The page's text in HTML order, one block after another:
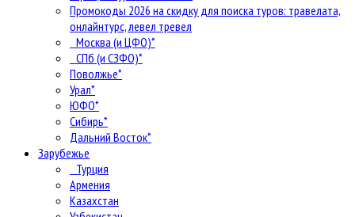
Промокоды 2026 на скидку для поиска туров: травелата,
онлайнтурс, левел тревел
Москва (и ЦФО)*
СПб (и СЗФО)*
Поволжье*
Урал*
ЮФО*
Сибирь*
Дальний Восток*
Зарубежье
Турция
Армения
Казахстан